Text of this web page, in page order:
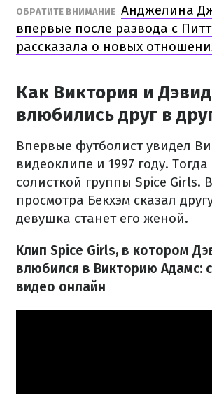
ОБРАТИТЕ ВНИМАНИЕ Анджелина
впервые после развода с
рассказала о новых
Как Виктория и Дэвид
влюбились друг в
Впервые футболист увидел
видеоклипе и 1997 году.
солисткой группы Spice Girls.
просмотра Бекхэм сказал
девушка станет его женой.
Клип Spice Girls, в котором
влюбился в Викторию Адамс:
видео онлайн